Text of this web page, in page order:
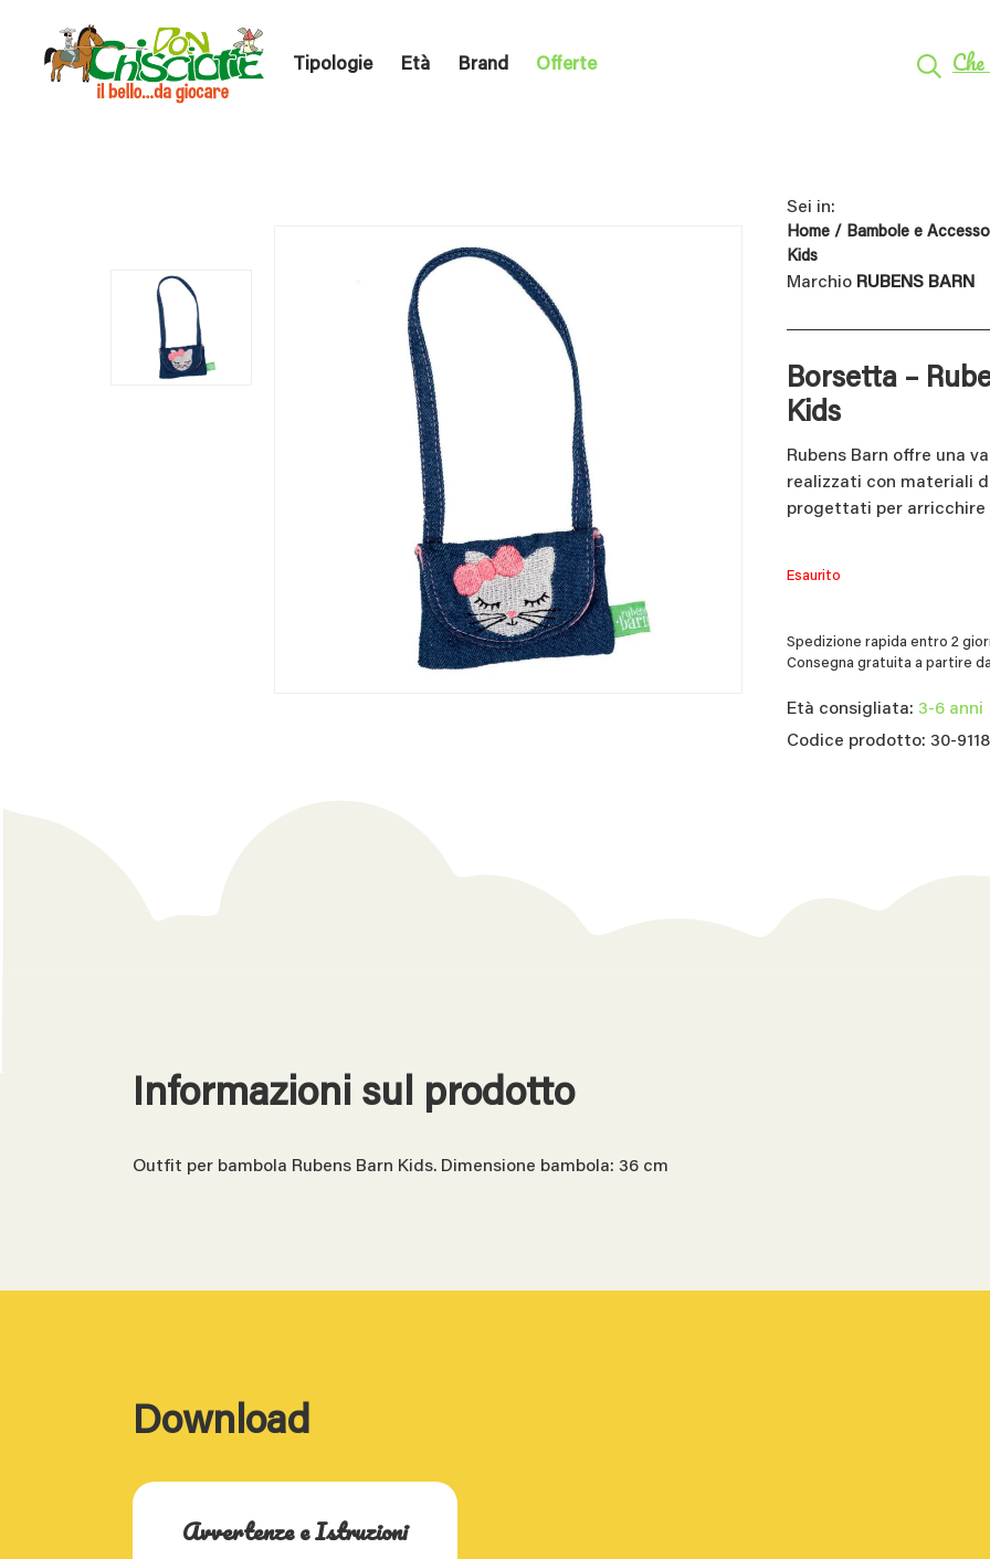
Tipologie Età Brand Offerte
Sei in:
Home / Bambole e
Kids
Marchio RUBENS BARN
Borsetta –
Kids
Rubens Barn offre una
realizzati con materiali
progettati per arricchire
Esaurito
Spedizione rapida entro 2
Consegna gratuita a partire
Età consigliata: 3-6 anni
Codice prodotto: 30-
Informazioni sul prodotto
Outfit per bambola Rubens Barn Kids. Dimensione bambola: 36 cm
Download
Avvertenze e Istruzioni